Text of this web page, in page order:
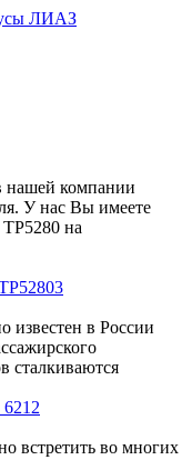
ЛИАЗ
нашей компании
У нас Вы имеете
на
известен в России
сталкиваются
встретить во многих